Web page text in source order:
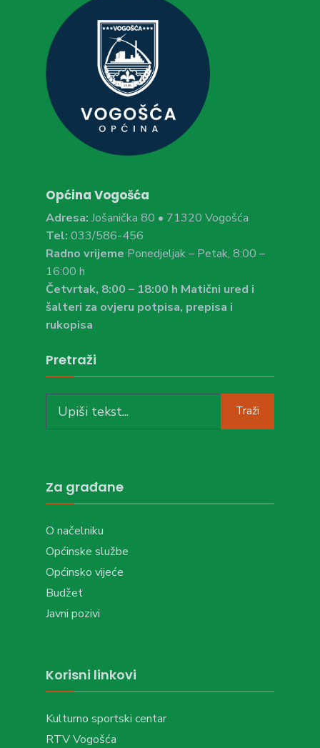
Općina Vogošća
Adresa: Jošanička 80 • 71320 Vogošća
Tel: 033/586-456
Radno vrijeme Ponedjeljak – Petak, 8:00 –
16:00 h
Četvrtak, 8:00 – 18:00 h Matični ured i
šalteri za ovjeru potpisa, prepisa i
rukopisa
Pretraži
for:
Traži
Za građane
O načelniku
Općinske službe
Općinsko vijeće
Budžet
Javni pozivi
Korisni linkovi
Kulturno sportski centar
RTV Vogošća